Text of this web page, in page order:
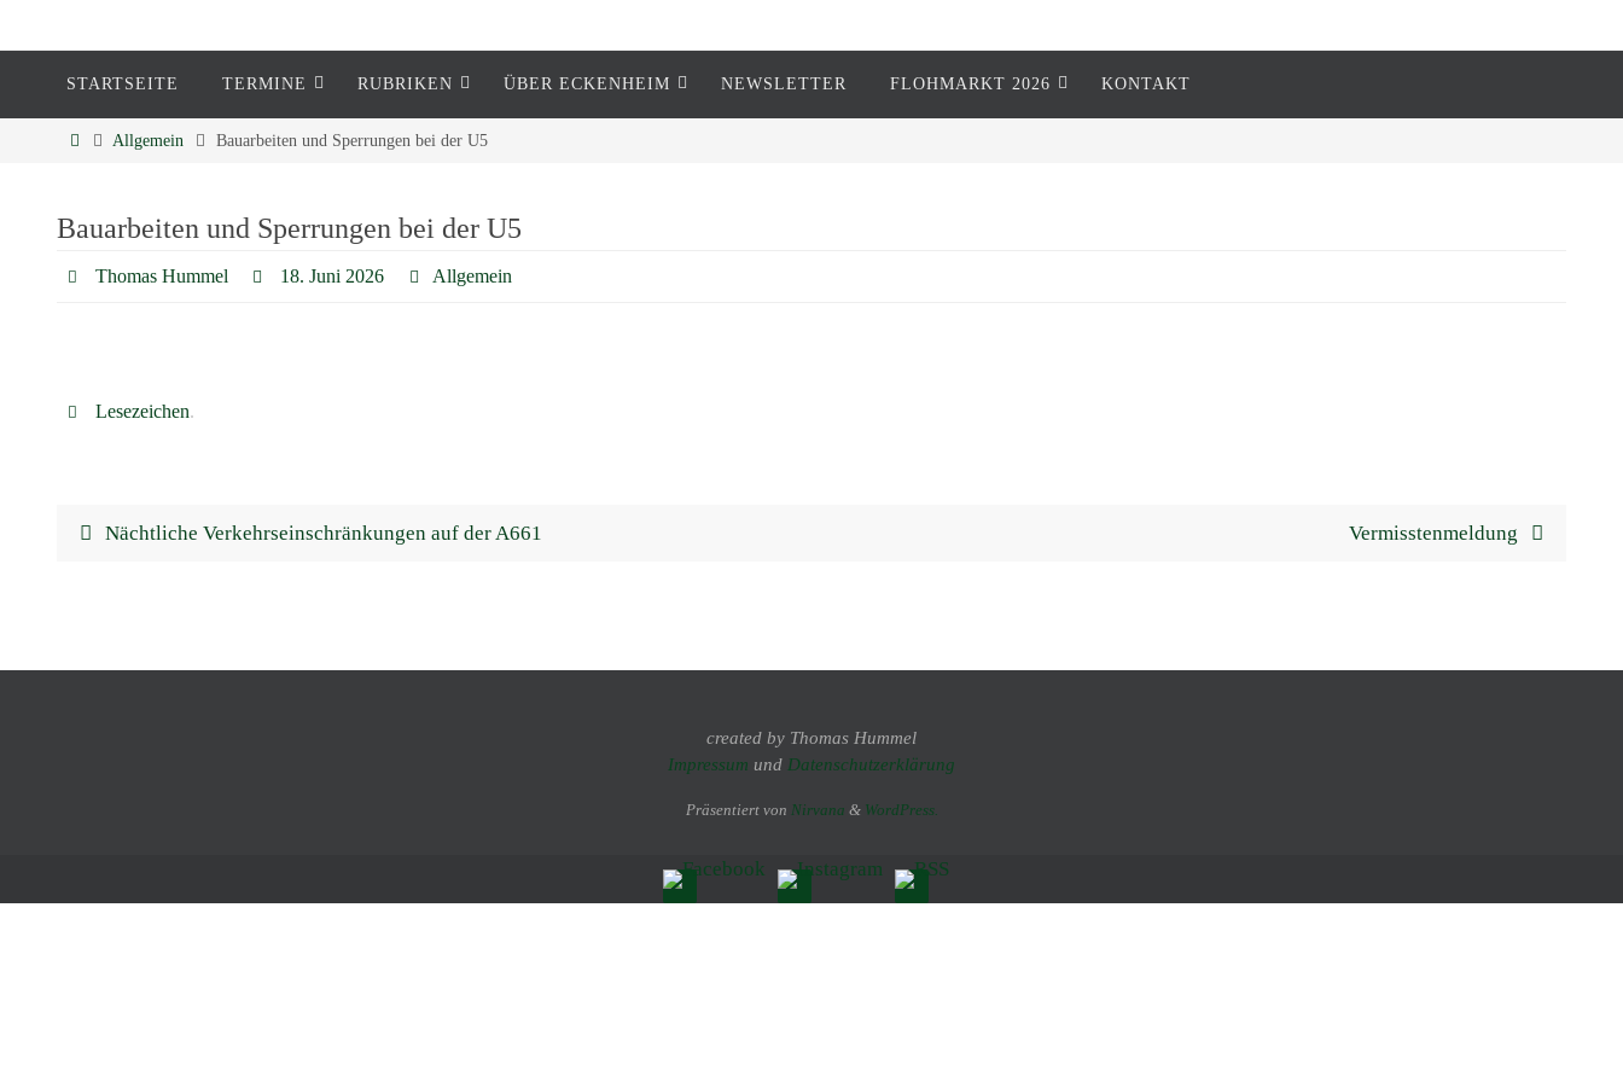
Eckenheim
STARTSEITE TERMINE RUBRIKEN ÜBER ECKENHEIM NEWSLETTER FLOHMARKT 2026 KONTAKT
Allgemein Bauarbeiten und Sperrungen bei der U5
Bauarbeiten und Sperrungen bei der U5
Thomas Hummel 18. Juni 2026 Allgemein
Lesezeichen.
Nächtliche Verkehrseinschränkungen auf der A661 Vermisstenmeldung
created by Thomas Hummel
Impressum und Datenschutzerklärung
Präsentiert von Nirvana & WordPress.